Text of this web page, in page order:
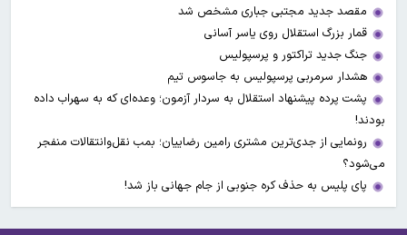
مقصد جدید مجتبی جباری مشخص شد
قمار بزرگ استقلال روی یاسر آسانی
جنگ جدید تراکتور و پرسپولیس
هشدار سرمربی پرسپولیس به جاسوس تیم
پشت پرده پیشنهاد استقلال به سردار آزمون؛ وعده‌ای که به سهراب داده
بودند!
رونمایی از جدی‌ترین مشتری رامین رضاییان؛ بمب نقل‌وانتقالات منفجر
می‌شود؟
پای پلیس به حذف کره جنوبی از جام جهانی باز شد!